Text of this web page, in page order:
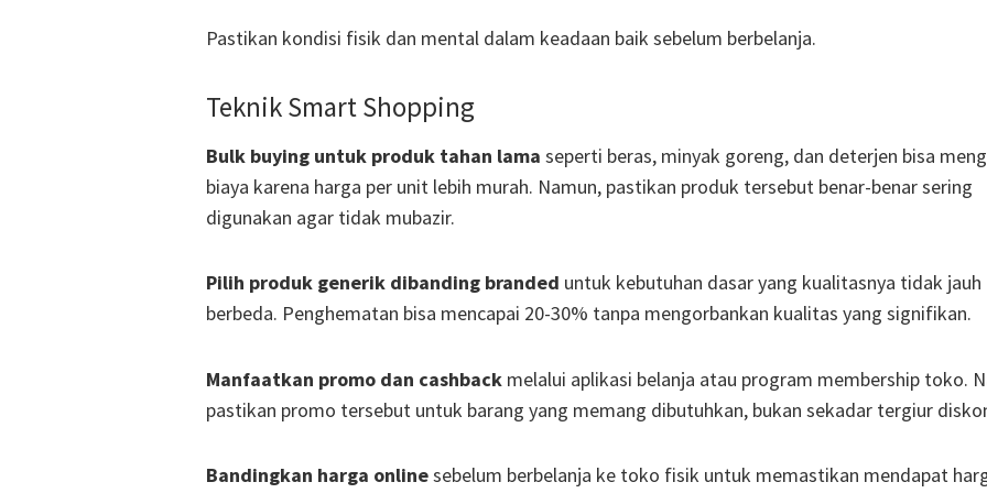
Pastikan kondisi fisik dan mental dalam keadaan baik sebelum berbelanja.
Teknik Smart Shopping
Bulk buying untuk produk tahan lama seperti beras, minyak goreng, dan deterjen bisa
biaya karena harga per unit lebih murah. Namun, pastikan produk tersebut benar-benar sering
digunakan agar tidak mubazir.
Pilih produk generik dibanding branded untuk kebutuhan dasar yang kualitasnya tidak jauh
berbeda. Penghematan bisa mencapai 20-30% tanpa mengorbankan kualitas yang signifikan.
Manfaatkan promo dan cashback melalui aplikasi belanja atau program membership toko.
pastikan promo tersebut untuk barang yang memang dibutuhkan, bukan sekadar tergiur
Bandingkan harga onlinesebelum berbelanja ke toko fisik untuk memastikan mendapat